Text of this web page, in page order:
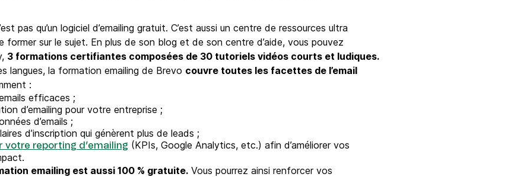
pas qu’un logiciel d’emailing gratuit. C’est aussi un centre de ressources ultra
sur le sujet. En plus de son blog et de son centre d’aide, vous pouvez
3 formations certifiantes composées de 30 tutoriels vidéos courts et ludiques.
langues, la formation emailing de Brevo couvre toutes les facettes de l’email
:
efficaces ;
d’emailing pour votre entreprise ;
d’emails ;
d’inscription qui génèrent plus de leads ;
votre reporting d’emailing (KPIs, Google Analytics, etc.) afin d’améliorer vos
emailing est aussi 100 % gratuite. Vous pourrez ainsi renforcer vos